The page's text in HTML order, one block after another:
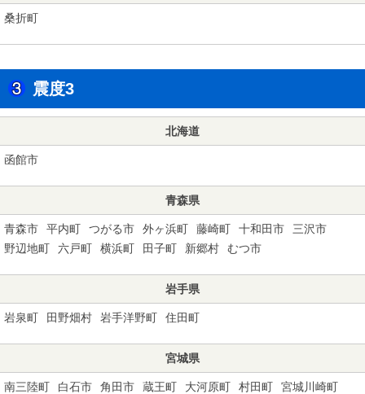
桑折町
震度3
北海道
函館市
青森県
青森市 平内町 つがる市 外ヶ浜町 藤崎町 十和田市
三沢市
野辺地町
六戸町 横浜町 田子町 新郷村 むつ市
岩手県
岩泉町 田野畑村 岩手洋野町 住田町
宮城県
南三陸町 白石市 角田市 蔵王町 大河原町 村田町
宮城川崎町